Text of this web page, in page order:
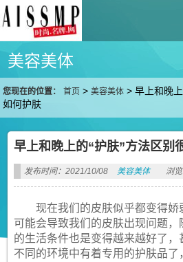
美容美体
您现在的位置： 首页 >美容美体 >早上和晚
如何护肤
早上和晚上的“护肤”方法区别
发布时间：2021/10/08 美容美体 浏
现在我们的皮肤似乎都变得
可能会导致我们的皮肤出现问题，
的生活条件也是变得越来越好了，
不同的环境中有着专用的护肤品